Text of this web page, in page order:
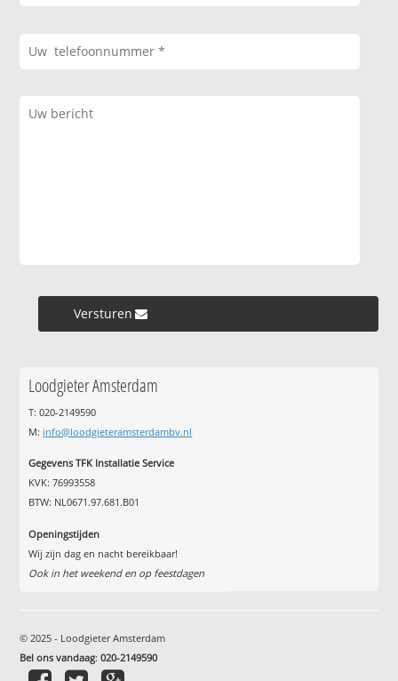
Versturen »
Loodgieter Amsterdam
T: 020-2149590
M: info@loodgieteramsterdambv.nl
Gegevens TFK Installatie Service
KVK: 76993558
BTW: NL0671.97.681.B01
Openingstijden
Wij zijn dag en nacht bereikbaar!
Ook in het weekend en op feestdagen
© 2025 - Loodgieter Amsterdam
Bel ons vandaag:020-2149590